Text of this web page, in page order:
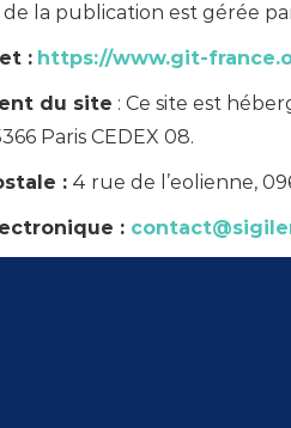
de la publication est gérée
: https://www.git-
du site : Ce site est
Paris CEDEX 08.
: 4 rue de l’eolienne,
: